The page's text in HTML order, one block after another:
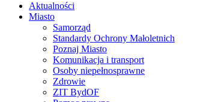
Aktualności
Miasto
Samorząd
Standardy Ochrony Małoletnich
Poznaj Miasto
Komunikacja i transport
Osoby niepełnosprawne
Zdrowie
ZIT BydOF